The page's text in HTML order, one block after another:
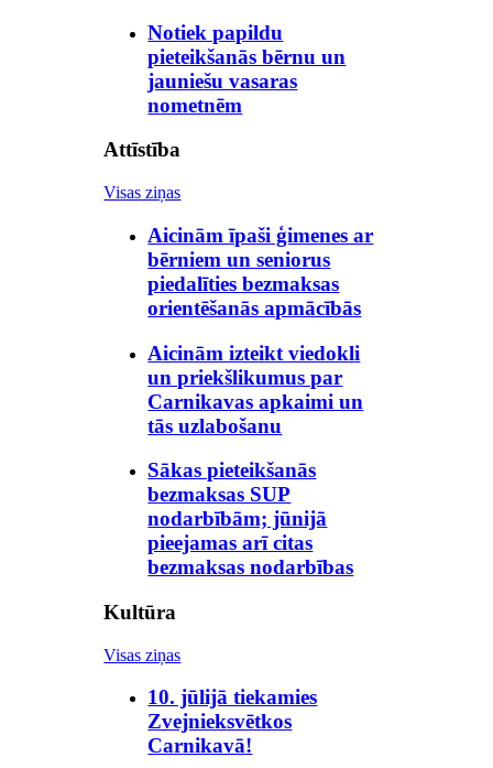
Notiek papildu
pieteikšanās bērnu un
jauniešu vasaras
nometnēm
Attīstība
Visas ziņas
Aicinām īpaši ģimenes ar
bērniem un seniorus
piedalīties bezmaksas
orientēšanās apmācībās
Aicinām izteikt viedokli
un priekšlikumus par
Carnikavas apkaimi un
tās uzlabošanu
Sākas pieteikšanās
bezmaksas SUP
nodarbībām; jūnijā
pieejamas arī citas
bezmaksas nodarbības
Kultūra
Visas ziņas
10. jūlijā tiekamies
Zvejnieksvētkos
Carnikavā!